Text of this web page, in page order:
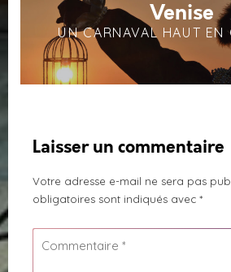
Venise
UN CARNAVAL HAUT EN
Laisser un commentaire
Votre adresse e-mail ne sera pas
obligatoires sont indiqués avec *